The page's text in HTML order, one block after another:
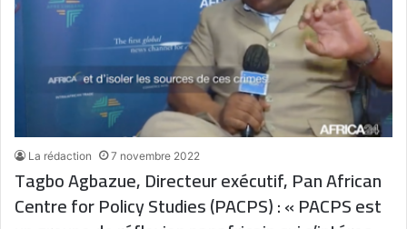
La rédaction 7 novembre 2022
Tagbo Agbazue, Directeur exécutif, Pan African
Centre for Policy Studies (PACPS) : « PACPS est